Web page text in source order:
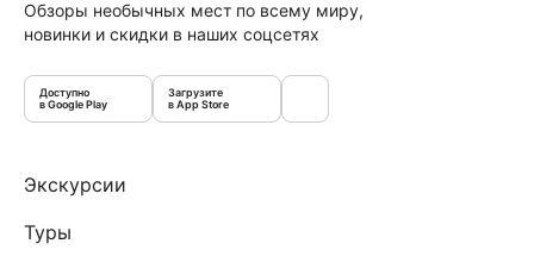
Обзоры необычных мест по всему миру,
новинки и скидки в наших соцсетях
Доступно
в Google Play
Загрузите
в App Store
Экскурсии
Туры